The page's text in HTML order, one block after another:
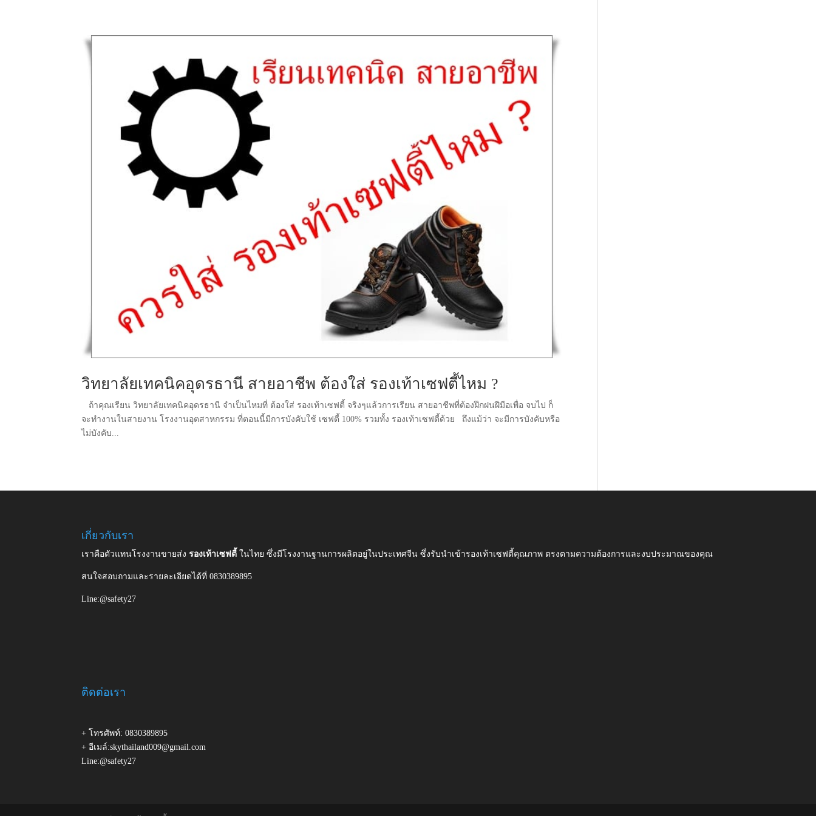
วิทยาลัยเทคนิคอุดรธานี สายอาชีพ ต้องใส่ รองเท้าเซฟตี้ไหม ?
ถ้าคุณเรียน วิทยาลัยเทคนิคอุดรธานี จำเป็นไหมที่ ต้องใส่ รองเท้าเซฟตี้ จริงๆแล้วการเรียน สายอาชีพที่ต้องฝึกฝนฝีมือเพื่อ จบไป ก็
จะทำงานในสายงาน โรงงานอุตสาหกรรม ที่ตอนนี้มีการบังคับใช้ เซฟตี้ 100% รวมทั้ง รองเท้าเซฟตี้ด้วย ถึงแม้ว่า จะมีการบังคับหรือ
ไม่บังคับ...
เกี่ยวกับเรา
เราคือตัวแทนโรงงานขายส่งรองเท้าเซฟตี้ในไทย ซึ่งมีโรงงานฐานการผลิตอยู่ในประเทศจีน ซึ่งรับนำเข้ารองเท้าเซฟตี้คุณภาพ ตรงตามความต้องการและงบประมาณของคุณ
สนใจสอบถามและรายละเอียดได้ที่ 0830389895
Line:@safety27
ติดต่อเรา
+ โทรศัพท์: 0830389895
+ อีเมล์:skythailand009@gmail.com
Line:@safety27